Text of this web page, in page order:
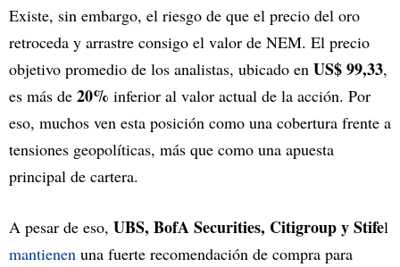
Existe, sin embargo, el riesgo de que el precio del oro
retroceda y arrastre consigo el valor de NEM. El precio
objetivo promedio de los analistas, ubicado en US$ 99,33,
es más de 20% inferior al valor actual de la acción. Por
eso, muchos ven esta posición como una cobertura frente a
tensiones geopolíticas, más que como una apuesta
principal de cartera.
A pesar de eso, UBS, BofA Securities, Citigroup y Stifel
mantienen una fuerte recomendación de compra para